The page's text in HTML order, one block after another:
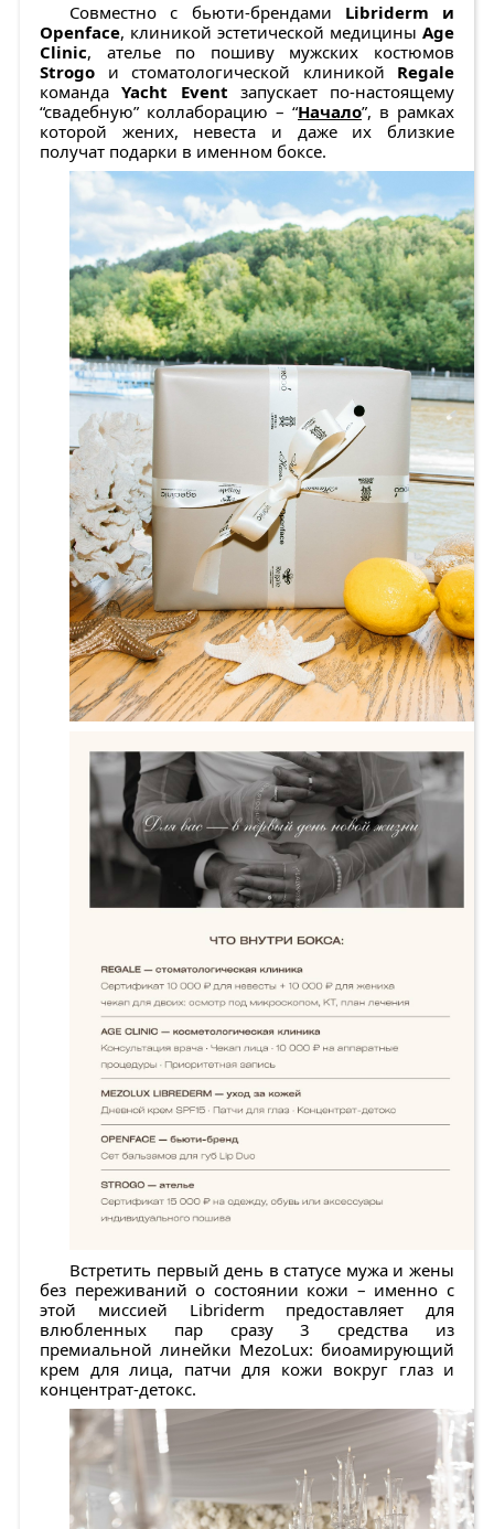
Совместно с бьюти-брендами Libriderm и
Openface, клиникой эстетической медицины Age
Clinic, ателье по пошиву мужских костюмов
Strogo и стоматологической клиникой Regale
командаYacht Event запускает по-настоящему
“свадебную” коллаборацию – “Начало”, в рамках
которой жених, невеста и даже их близкие
получат подарки в именном боксе.
Встретить первый день в статусе мужа и жены
без переживаний о состоянии кожи – именно с
этой миссией Libriderm предоставляет для
влюбленных пар сразу 3 средства из
премиальной линейки MezoLux: биоамирующий
крем для лица, патчи для кожи вокруг глаз и
концентрат-детокс.